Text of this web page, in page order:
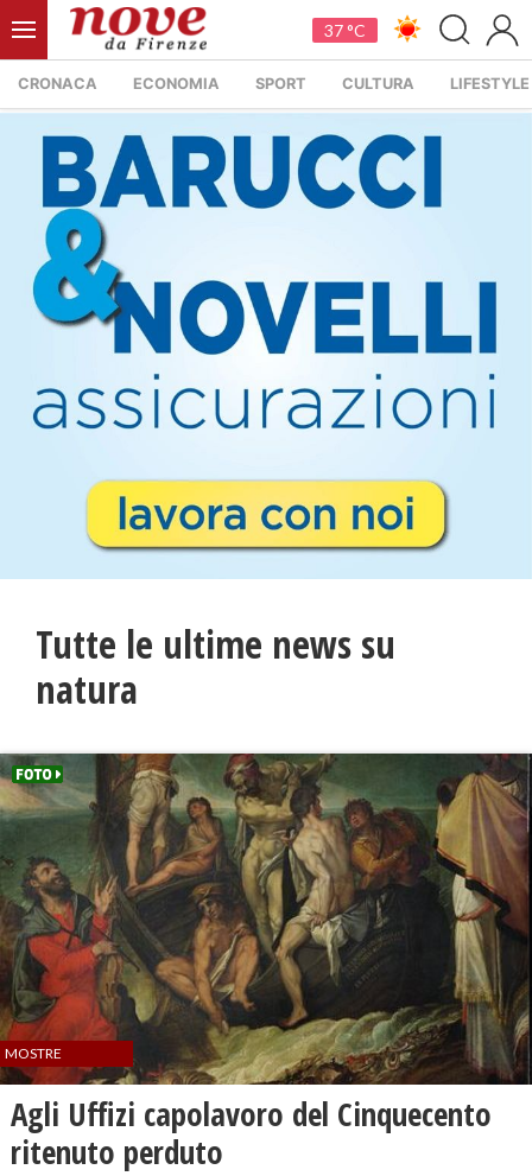
37 °C
CRONACA ECONOMIA SPORT CULTURA LIFESTYLE
Tutte le ultime news su
natura
MOSTRE
Agli Uffizi capolavoro del Cinquecento
ritenuto perduto